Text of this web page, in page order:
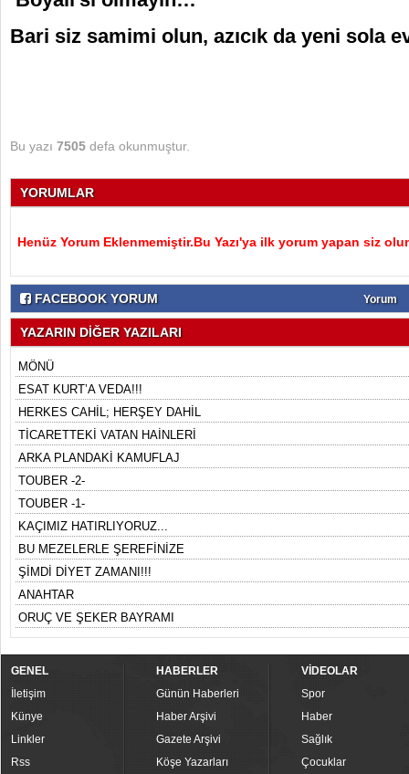
Bari siz samimi olun, azıcık da yeni sola
Bu yazı 7505 defa okunmuştur.
YORUMLAR
Henüz Yorum Eklenmemiştir.Bu Yazı'ya ilk yorum yapan siz
FACEBOOK YORUM Yorum
YAZARIN DİĞER YAZILARI
MÖNÜ
ESAT KURT’A VEDA!!!
HERKES CAHİL; HERŞEY DAHİL
TİCARETTEKİ VATAN HAİNLERİ
ARKA PLANDAKİ KAMUFLAJ
TOUBER -2-
TOUBER -1-
KAÇIMIZ HATIRLIYORUZ...
BU MEZELERLE ŞEREFİNİZE
ŞİMDİ DİYET ZAMANI!!!
ANAHTAR
ORUÇ VE ŞEKER BAYRAMI
GENEL
İletişim
Künye
Linkler
Rss
HABERLER
Günün Haberleri
Haber Arşivi
Gazete Arşivi
Köşe Yazarları
VİDEOLAR
Spor
Haber
Sağlık
Çocuklar